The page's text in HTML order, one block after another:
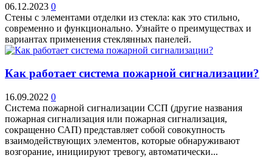
06.12.2023 0
Стены с элементами отделки из стекла: как это стильно,
современно и функционально. Узнайте о преимуществах и
вариантах применения стеклянных панелей.
Как работает система пожарной сигнализации?
16.09.2022 0
Система пожарной сигнализации ССП (другие названия
пожарная сигнализация или пожарная сигнализация,
сокращенно САП) представляет собой совокупность
взаимодействующих элементов, которые обнаруживают
возгорание, инициируют тревогу, автоматически...